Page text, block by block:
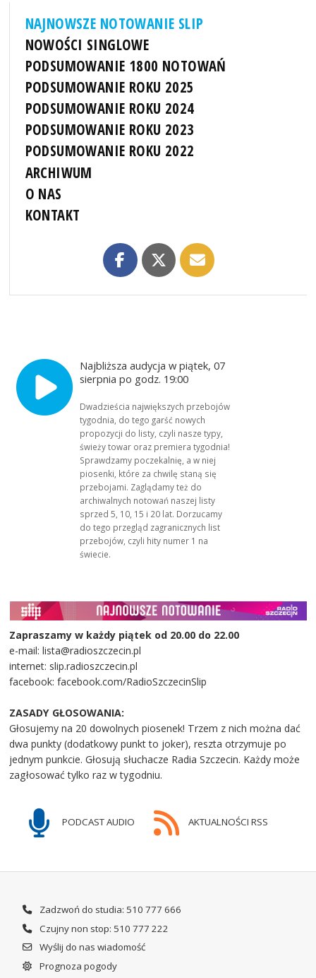
NAJNOWSZE NOTOWANIE SLIP
NOWOŚCI SINGLOWE
PODSUMOWANIE 1800 NOTOWAŃ
PODSUMOWANIE ROKU 2025
PODSUMOWANIE ROKU 2024
PODSUMOWANIE ROKU 2023
PODSUMOWANIE ROKU 2022
ARCHIWUM
O NAS
KONTAKT
Najbliższa audycja w piątek, 07
sierpnia po godz. 19:00
Dwadzieścia największych przebojów
tygodnia, do tego garść nowych
propozycji do listy, czyli nasze typy,
świeży towar oraz premiera tygodnia!
Sprawdzamy poczekalnię, a w niej
piosenki, które za chwilę staną się
przebojami. Zaglądamy też do
archiwalnych notowań naszej listy
sprzed 5, 10, 15 i 20 lat. Dorzucamy
do tego przegląd zagranicznych list
przebojów, czyli hity numer 1 na
świecie.
Zapraszamy w każdy piątek od 20.00 do 22.00
e-mail: lista@radioszczecin.pl
internet: slip.radioszczecin.pl
facebook: facebook.com/RadioSzczecinSlip
ZASADY GŁOSOWANIA:
Głosujemy na 20 dowolnych piosenek! Trzem z nich można dać
dwa punkty (dodatkowy punkt to joker), reszta otrzymuje po
jednym punkcie. Głosują słuchacze Radia Szczecin. Każdy może
zagłosować tylko raz w tygodniu.
PODCAST AUDIO AKTUALNOŚCI RSS
Zadzwoń do studia: 510 777 666
Czujny non stop: 510 777 222
Wyślij do nas wiadomość
Prognoza pogody